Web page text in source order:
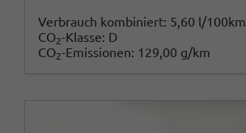
Verbrauch kombiniert: 5,60 l/100km
CO2-Klasse: D
CO2-Emissionen: 129,00 g/km